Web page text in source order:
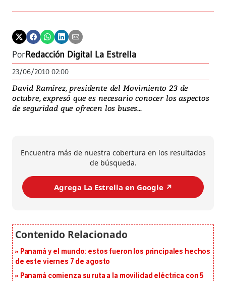
PorRedacción Digital La Estrella
23/06/2010 02:00
David Ramírez, presidente del Movimiento 23 de
octubre, expresó que es necesario conocer los aspectos
de seguridad que ofrecen los buses...
Encuentra más de nuestra cobertura en los resultados
de búsqueda.
Agrega La Estrella en Google ↗️
Panamá y el mundo: estos fueron los principales hechos
de este viernes 7 de agosto
Panamá comienza su ruta a la movilidad eléctrica con 5